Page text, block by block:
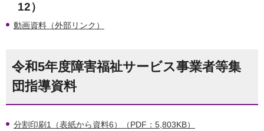
12）
動画資料（外部リンク）
令和5年度障害福祉サービス事業者等集
団指導資料
分割印刷1（表紙から資料6）（PDF：5,803KB）